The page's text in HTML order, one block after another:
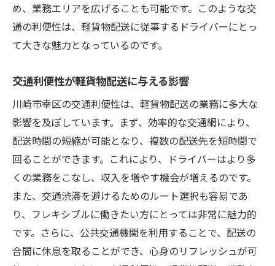
め、業務エリアを広げることも可能です。このような交
通の利便性は、軽貨物配送に従事するドライバーにとっ
て大きな魅力となっているのです。
交通利便性が軽貨物配送に与える影響
川崎市幸区の交通利便性は、軽貨物配送の業務に多大な
影響を及ぼしています。まず、効率的な交通網により、
配送時間の短縮が可能となり、複数の配送先を短時間で
回ることができます。これにより、ドライバーはより多
くの業務をこなし、収入を増やす機会が増えるのです。
また、交通渋滞を避けるためのルート選択も容易であ
り、フレキシブルに働きたい方にとっては非常に魅力的
です。さらに、公共交通機関を利用することで、配送の
合間に休息を取ることができ、心身のリフレッシュが可